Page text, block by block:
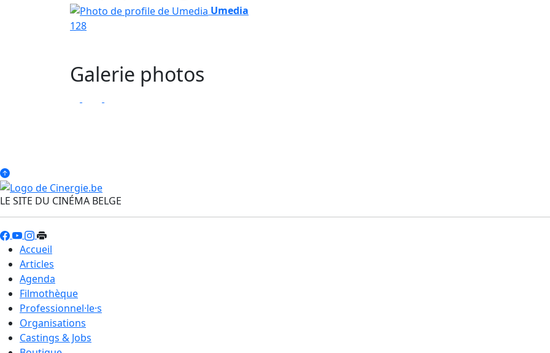
Umedia
128
Galerie photos
LE SITE DU CINÉMA BELGE
Accueil
Articles
Agenda
Filmothèque
Professionnel·le·s
Organisations
Castings & Jobs